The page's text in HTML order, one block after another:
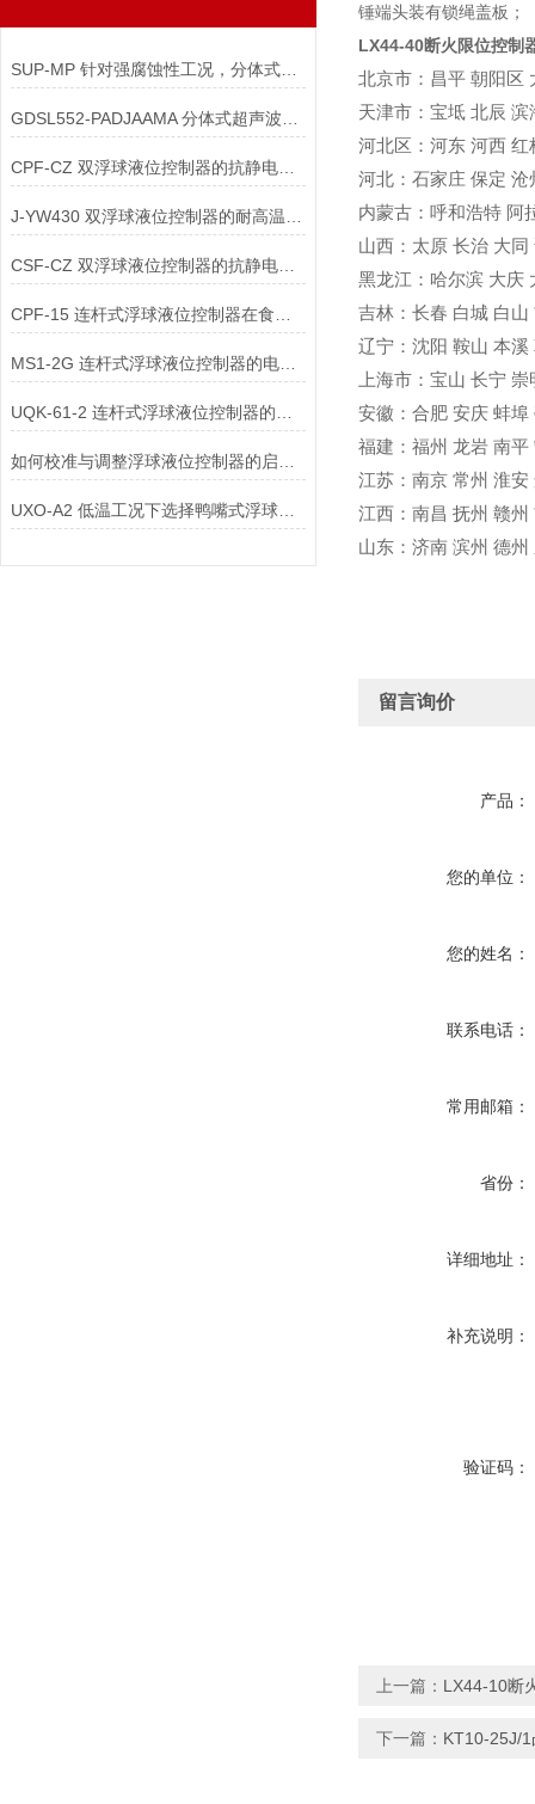
SUP-MP 针对强腐蚀性工况，分体式超声波液位控制器的全四氟一体化探头配件
CPF-CZ 双浮球液位控制器的抗静电接地组件
CSF-CZ 双浮球液位控制器的抗静电接地组件
MS1-2G 连杆式浮球液位控制器的电缆引入配件有什么作用？
UXO-A2 低温工况下选择鸭嘴式浮球液位控制器时需注意哪些材质要求？
锤端头装有锁绳盖板；
LX44-40断火限位控制
北京市 ： 昌平 朝阳区
天津市 ： 宝坻 北辰 滨
河北区 ： 河东 河西 红
河北 ： 石家庄 保定 沧
内蒙古 ： 呼和浩特 阿
山西 ： 太原 长治 大同
黑龙江 ： 哈尔滨 大庆
吉林 ： 长春 白城 白山
辽宁 ： 沈阳 鞍山 本溪
上海市 ： 宝山 长宁 崇
安徽 ： 合肥 安庆 蚌埠
福建 ： 福州 龙岩 南平
江苏 ： 南京 常州 淮安
江西 ： 南昌 抚州 赣州
山东 ： 济南 滨州 德州
留言询价
产品：
您的单位：
您的姓名：
联系电话：
常用邮箱：
省份：
详细地址：
补充说明：
验证码：
上一篇： LX44-10断
下一篇： KT10-25J/